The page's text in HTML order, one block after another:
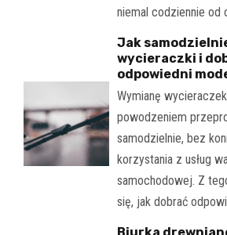
niemal codziennie od
Jak
wycieraczki i
odpowiedni
Wymianę
powodzeniem
samodzielnie, bez
korzystania z usług
samochodowej. Z
się, jak dobrać